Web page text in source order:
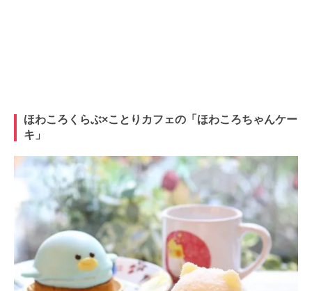
ほわころくらぶ×ことりカフェの「ほわころちゃんケー
キ」